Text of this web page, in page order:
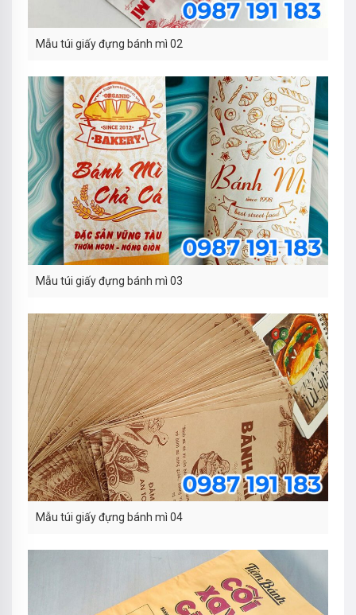
Mẫu túi giấy đựng bánh mì 02
Mẫu túi giấy đựng bánh mì 03
Mẫu túi giấy đựng bánh mì 04